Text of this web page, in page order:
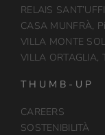
RELAIS
CASA MUNFRÀ,
VILLA MONTE
VILLA ORTAGLIA,
THUMB-UP
CAREERS
SOSTENIBILITÀ